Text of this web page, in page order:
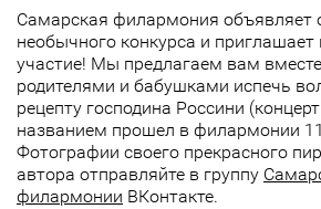
Самарская филармония объявляет
необычного конкурса и
участие! Мы предлагаем вам
родителями и бабушками испечь
рецепту господина Россини
названием прошел в филармонии
Фотографии своего прекрасного
автора отправляйте в группу
филармонии ВКонтакте.